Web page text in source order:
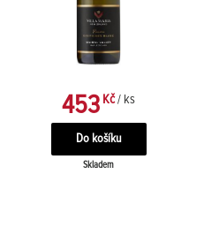
453 Kč / ks
Skladem